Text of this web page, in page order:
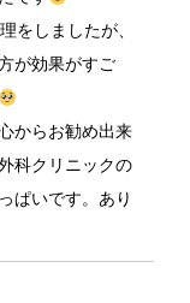
をしましたが、
が効果がすご
からお勧め出来
科クリニックの
ぱいです。あり